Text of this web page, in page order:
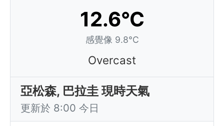
12.6°C
感覺像 9.8°C
Overcast
亞松森, 巴拉圭 現時天氣
更新於 8:00 今日